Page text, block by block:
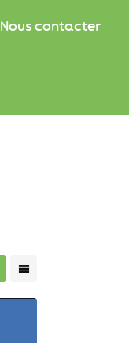
Nous contacter